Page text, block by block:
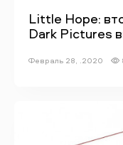
Little Hope:
Dark Pictures
Февраль 28, .2020